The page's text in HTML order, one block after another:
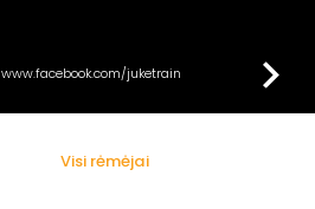
www.facebook.com/juketrain
Visi rėmėjai